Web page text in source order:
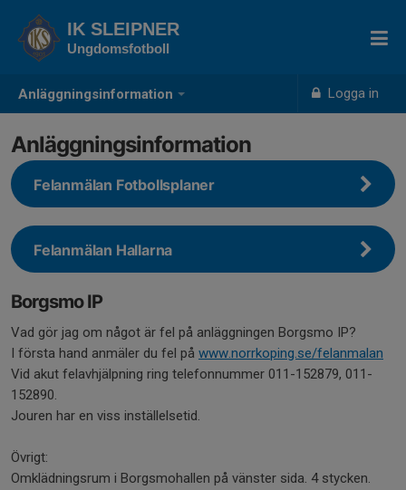
Anläggningsinformation Logga in
IK SLEIPNER
Ungdomsfotboll
Anläggningsinformation
Felanmälan Fotbollsplaner
Felanmälan Hallarna
Borgsmo IP
Vad gör jag om något är fel på anläggningen Borgsmo IP?
I första hand anmäler du fel på www.norrkoping.se/felanmalan
Vid akut felavhjälpning ring telefonnummer 011-152879, 011-
152890.
Jouren har en viss inställelsetid.
Övrigt:
Omklädningsrum i Borgsmohallen på vänster sida. 4 stycken.